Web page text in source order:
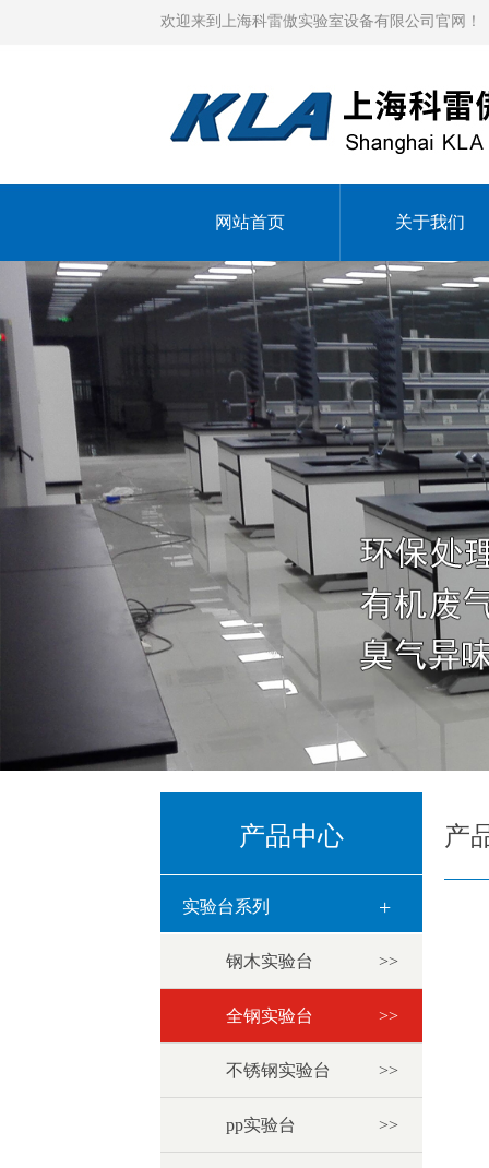
欢迎来到上海科雷傲实验室设备有限公司官网！
网站首页 关于我们
产品中心
实验台系列 +
钢木实验台 >>
全钢实验台 >>
不锈钢实验台 >>
pp实验台 >>
产